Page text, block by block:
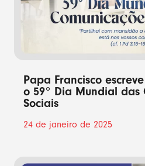
Papa Francisco
o 59° Dia Mundial das
Sociais
24 de janeiro de 2025